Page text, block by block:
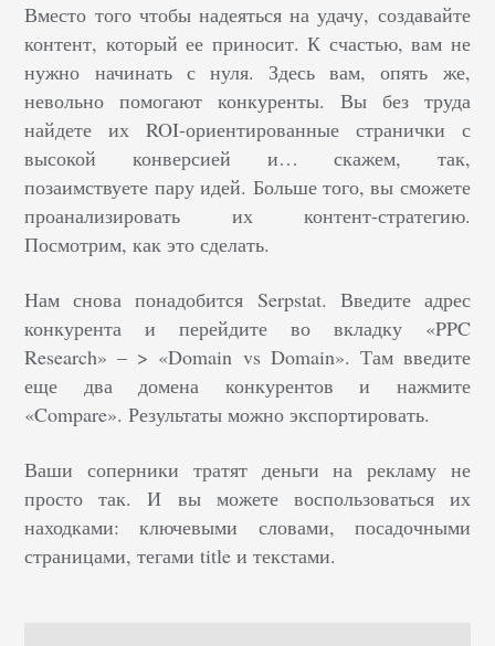
Вместо того чтобы надеяться на удачу, создавайте
контент, который ее приносит. К счастью, вам не
нужно начинать с нуля. Здесь вам, опять же,
невольно помогают конкуренты. Вы без труда
найдете их ROI-ориентированные странички с
высокой конверсией и… скажем, так,
позаимствуете пару идей. Больше того, вы сможете
проанализировать их контент-стратегию.
Посмотрим, как это сделать.
Нам снова понадобится Serpstat. Введите адрес
конкурента и перейдите во вкладку «PPC
Research» – > «Domain vs Domain». Там введите
еще два домена конкурентов и нажмите
«Compare». Результаты можно экспортировать.
Ваши соперники тратят деньги на рекламу не
просто так. И вы можете воспользоваться их
находками: ключевыми словами, посадочными
страницами, тегами title и текстами.